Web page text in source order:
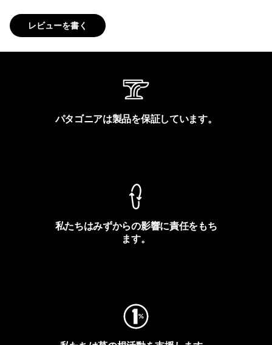
レビューを書く
パタゴニアは製品を保証しています。
私たちはみずからの影響に責任をもち
ます。